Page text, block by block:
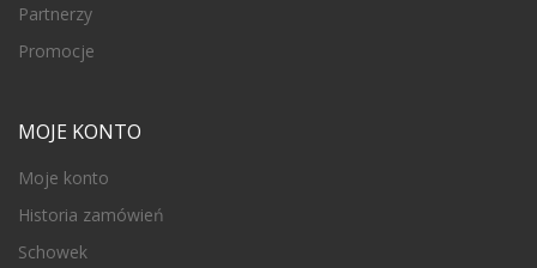
Partnerzy
Promocje
MOJE KONTO
Moje konto
Historia zamówień
Schowek